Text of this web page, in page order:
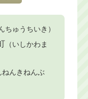
ちゅうちいき）
（いしかわま
ねんきねんぶ